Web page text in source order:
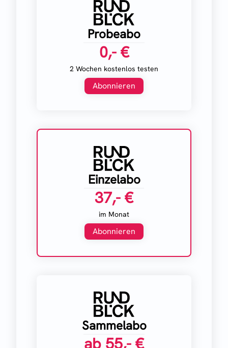
Probeabo
0,- €
2 Wochen kostenlos testen
Abonnieren
Einzelabo
37,- €
im Monat
Abonnieren
Sammelabo
ab 55,- €